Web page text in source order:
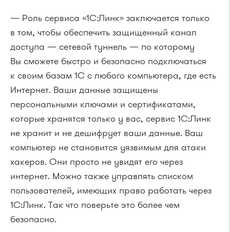
— Роль сервиса «1С:Линк» заключается только
в том, чтобы обеспечить защищенный канал
доступа — сетевой туннель — по которому
Вы сможете быстро и безопасно подключаться
к своим базам 1С с любого компьютера, где есть
Интернет. Ваши данные защищены
персональными ключами и сертификатами,
которые хранятся только у вас, сервис 1С:Линк
не хранит и не дешифрует ваши данные. Ваш
компьютер не становится уязвимым для атаки
хакеров. Они просто не увидят его через
интернет. Можно также управлять списком
пользователей, имеющих право работать через
1С:Линк. Так что поверьте это более чем
безопасно.